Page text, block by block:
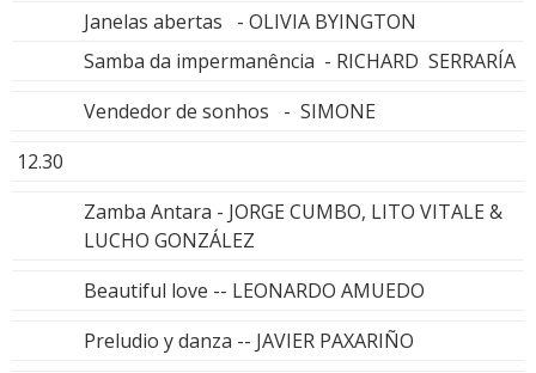
Janelas abertas - OLIVIA BYINGTON
Samba da impermanência - RICHARD SERRARÍA
Vendedor de sonhos - SIMONE
12.30
Zamba Antara - JORGE CUMBO, LITO VITALE &
LUCHO GONZÁLEZ
Beautiful love -- LEONARDO AMUEDO
Preludio y danza -- JAVIER PAXARIÑO